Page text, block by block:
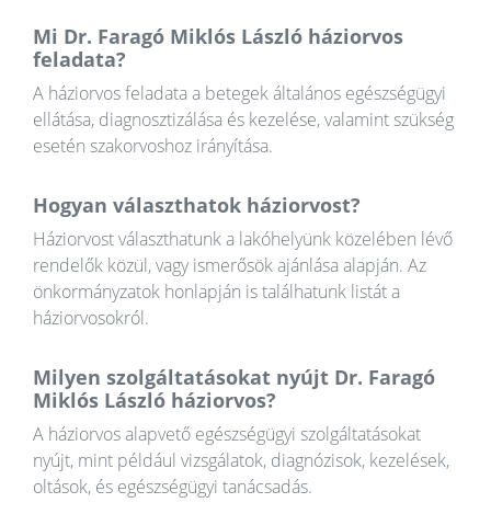
Mi Dr. Faragó Miklós László háziorvos
feladata?
A háziorvos feladata a betegek általános egészségügyi
ellátása, diagnosztizálása és kezelése, valamint szükség
esetén szakorvoshoz irányítása.
Hogyan választhatok háziorvost?
Háziorvost választhatunk a lakóhelyünk közelében lévő
rendelők közül, vagy ismerősök ajánlása alapján. Az
önkormányzatok honlapján is találhatunk listát a
háziorvosokról.
Milyen szolgáltatásokat nyújt Dr. Faragó
Miklós László háziorvos?
A háziorvos alapvető egészségügyi szolgáltatásokat
nyújt, mint például vizsgálatok, diagnózisok, kezelések,
oltások, és egészségügyi tanácsadás.